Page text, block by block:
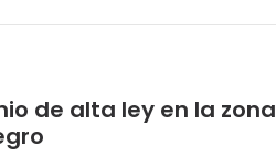
de alta ley en la zona